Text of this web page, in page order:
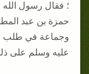
؛ فقال رسول
حمزة بن عبد
وجماعة في طلب
عليه وسلم على